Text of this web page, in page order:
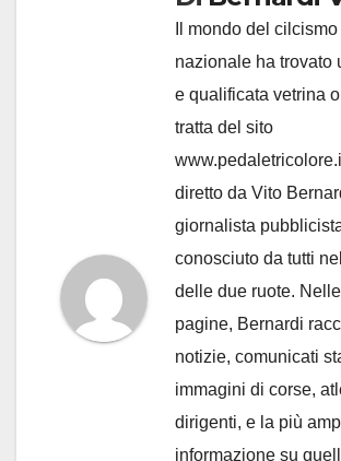
Il mondo del
nazionale ha trovato
e qualificata vetrina
tratta del sito
diretto da Vito
giornalista
conosciuto da tutti
delle due ruote.
pagine, Bernardi
notizie, comunicati
immagini di corse,
dirigenti, e la più
informazione su